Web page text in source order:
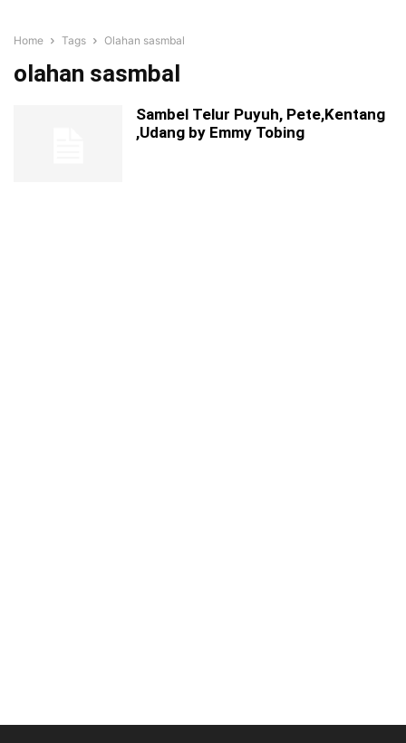
Home Tags Olahan sasmbal
olahan sasmbal
Sambel Telur Puyuh, Pete,Kentang
,Udang by Emmy Tobing